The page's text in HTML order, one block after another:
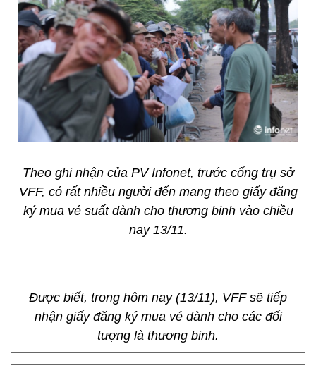
Theo ghi nhận của PV Infonet, trước cổng trụ sở
VFF, có rất nhiều người đến mang theo giấy đăng
ký mua vé suất dành cho thương binh vào chiều
nay 13/11.
Được biết, trong hôm nay (13/11), VFF sẽ tiếp
nhận giấy đăng ký mua vé dành cho các đối
tượng là thương binh.